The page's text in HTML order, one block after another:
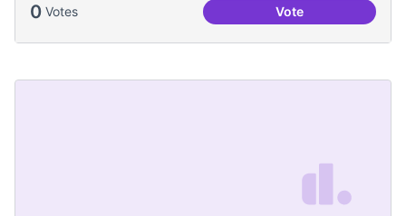
0 Votes VoteCelebracions